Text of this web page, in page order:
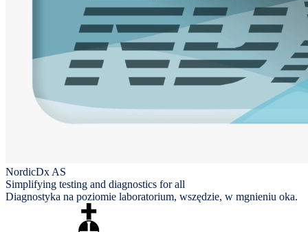
NordicDx AS
Simplifying testing and diagnostics for all
Diagnostyka na poziomie laboratorium, wszędzie, w mgnieniu oka.